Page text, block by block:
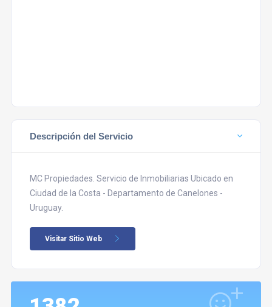
Descripción del Servicio
MC Propiedades. Servicio de Inmobiliarias Ubicado en
Ciudad de la Costa - Departamento de Canelones -
Uruguay.
Visitar Sitio Web